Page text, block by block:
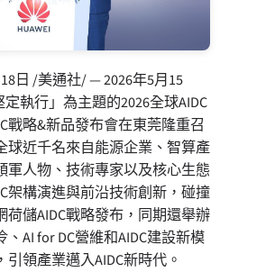
日 /美通社/ — 2026年5月15
執行」為主題的2026全球AIDC
戰略&新品發布會在東莞隆重召
球近千名來自能源企業、智算產
軍人物、技術專家以及核心生態
架構演進與前沿技術創新，碰撞
荷儲AIDC戰略發布，同期還舉辦
、AI for DC營維和AIDC建設新模
領產業邁入AIDC新時代。